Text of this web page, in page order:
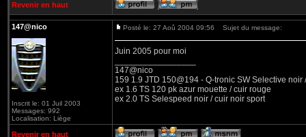
Revenir en haut
147@nico
Inscrit le: 01 Juil 2003
Messages: 992
Localisation: Liège
Posté le: 27 Aoû 2004 09:56 Sujet du message:
Juin 2005 pour moi
147@nico
159 1.9 JTD 150@194 - Q-tronic SW Selective noir
ex 1.6 TS 120 pk azur mouette / cuir rouge
ex 2.0 TS Selespeed noir / cuir noir sport
Revenir en haut